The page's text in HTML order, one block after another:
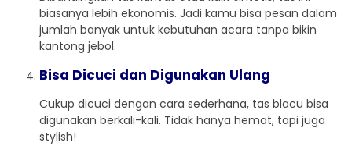
biasanya lebih ekonomis. Jadi kamu bisa pesan dalam
jumlah banyak untuk kebutuhan acara tanpa bikin
kantong jebol.
Bisa Dicuci dan Digunakan Ulang
Cukup dicuci dengan cara sederhana, tas blacu bisa
digunakan berkali-kali. Tidak hanya hemat, tapi juga
stylish!